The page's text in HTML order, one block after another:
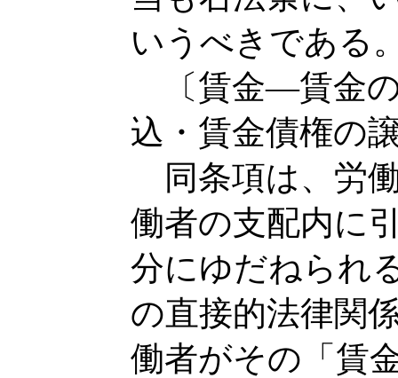
いうべきである
〔賃金―賃金
込・賃金債権の
同条項は、労
働者の支配内に
分にゆだねられ
の直接的法律関
働者がその「賃